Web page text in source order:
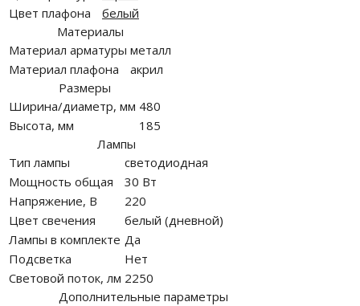
Цвет плафона
белый
Материалы
Материал арматуры металл
Материал плафона
акрил
Размеры
Ширина/диаметр, мм 480
Высота, мм
185
Лампы
Тип лампы
светодиодная
Мощность общая
30 Вт
Напряжение, В
220
Цвет свечения
белый (дневной)
Лампы в комплекте Да
Подсветка
Нет
Световой поток, лм 2250
Дополнительные параметры